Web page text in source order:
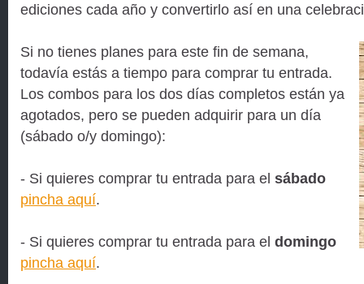
ediciones cada año y convertirlo así en una
Si no tienes planes para este fin de semana,
todavía estás a tiempo para comprar tu entrada.
Los combos para los dos días completos están ya
agotados, pero se pueden adquirir para un día
(sábado o/y domingo):
- Si quieres comprar tu entrada para el sábado
pincha aquí.
- Si quieres comprar tu entrada para el domingo
pincha aquí.